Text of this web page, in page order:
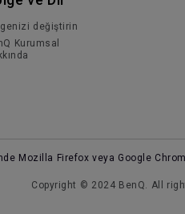
değiştirin
Kurumsal
Mozilla Firefox veya Google
Copyright © 2024 BenQ. All